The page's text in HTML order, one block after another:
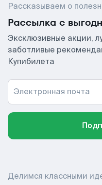
Рассказываем о
Рассылка с
Эксклюзивные акции,
заботливые
Купибилета
Электронная почта
Делимся классными